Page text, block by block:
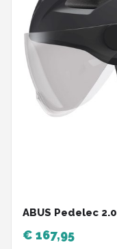
ABUS Pedelec
€ 167,95